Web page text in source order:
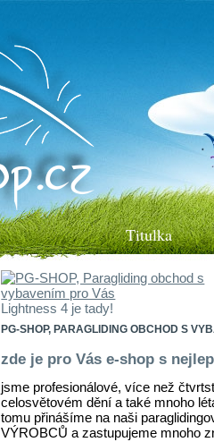
Titulka
Lightness 4 je tady!
PG-SHOP, PARAGLIDING OBCHOD S
zde je pro Vás e-shop s
jsme profesionálové, více než
celosvětovém dění a také mnoho
tomu přinášíme na naši
VÝROBCŮ a zastupujeme mnoho